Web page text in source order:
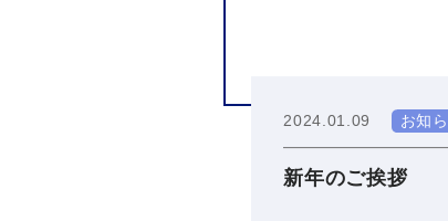
2024.01.09 お知
新年のご挨拶